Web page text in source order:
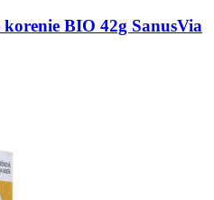
BIO 42g SanusVia